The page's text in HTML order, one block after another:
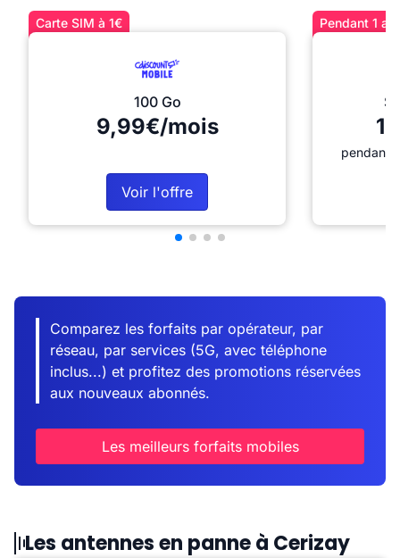
Carte SIM à 1€
100 Go
9,99€/mois
Voir l'offre
Pendant 1
pendant
Comparez les forfaits par opérateur, par
réseau, par services (5G, avec téléphone
inclus...) et profitez des promotions réservées
aux nouveaux abonnés.
Les meilleurs forfaits mobiles
Les antennes en panne à Cerizay